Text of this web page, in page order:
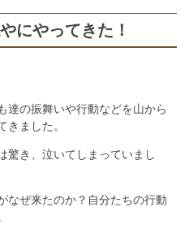
にやってきた！
達の振舞いや行動などを山から
きました。
驚き、泣いてしまっていまし
なぜ来たのか？自分たちの行動